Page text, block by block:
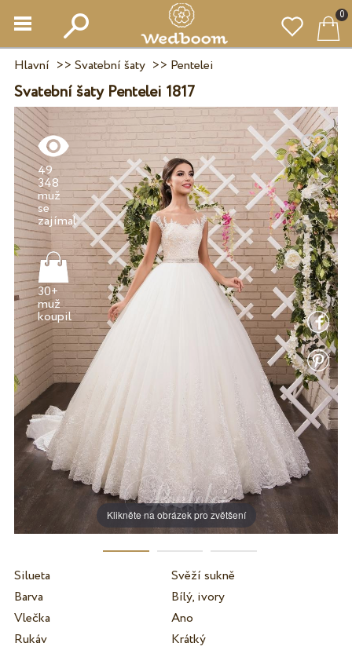
0
Hlavní >> Svatební šaty>> Pentelei
Svatební šaty Pentelei 1817
Klikněte na obrázek pro zvětšení
49
348
muž
se
zajímal
30+
muž
koupil
Silueta
Svěží sukně
Barva
Bílý, ivory
Vlečka
Ano
Rukáv
Krátký